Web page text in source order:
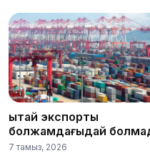
Қытай экспорты
болжамдағыдай
7 тамыз, 2026